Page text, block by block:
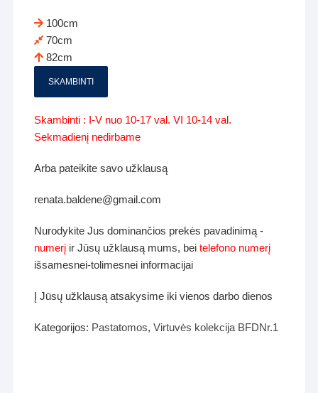
100cm
70cm
82cm
SKAMBINTI
Skambinti : I-V nuo 10-17 val. VI 10-14 val.
Sekmadienį nedirbame
Arba pateikite savo užklausą
renata.baldene@gmail.com
Nurodykite Jus dominančios prekės pavadinimą -
numerį ir Jūsų užklausą mums, beitelefono numerį
išsamesnei-tolimesnei informacijai
Į Jūsų užklausą atsakysime iki vienos darbo dienos
Kategorijos: Pastatomos,Virtuvės kolekcija BFDNr.1